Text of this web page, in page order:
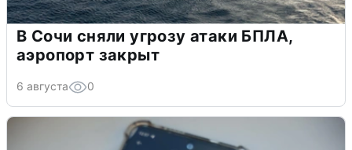
В Сочи сняли угрозу атаки БПЛА,
аэропорт закрыт
6 августа 0